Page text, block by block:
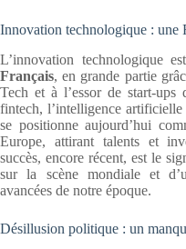
Innovation technologique : une
L’innovation technologique
Français, en grande partie
Tech et à l’essor de start-ups
fintech, l’intelligence
se positionne aujourd’hui
Europe, attirant talents et
succès, encore récent, est le
sur la scène mondiale et
avancées de notre époque.
Désillusion politique : un